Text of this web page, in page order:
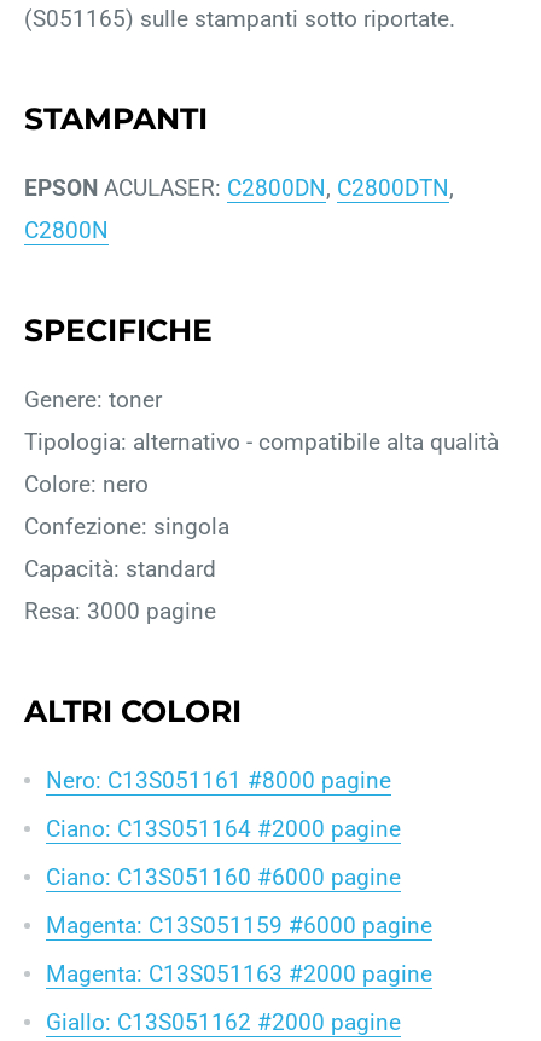
(S051165) sulle stampanti sotto riportate.
STAMPANTI
EPSON ACULASER: C2800DN, C2800DTN,
C2800N
SPECIFICHE
Genere: toner
Tipologia: alternativo - compatibile alta qualità
Colore: nero
Confezione: singola
Capacità: standard
Resa: 3000 pagine
ALTRI COLORI
Nero: C13S051161 #8000 pagine
Ciano: C13S051164 #2000 pagine
Ciano: C13S051160 #6000 pagine
Magenta: C13S051159 #6000 pagine
Magenta: C13S051163 #2000 pagine
Giallo: C13S051162 #2000 pagine